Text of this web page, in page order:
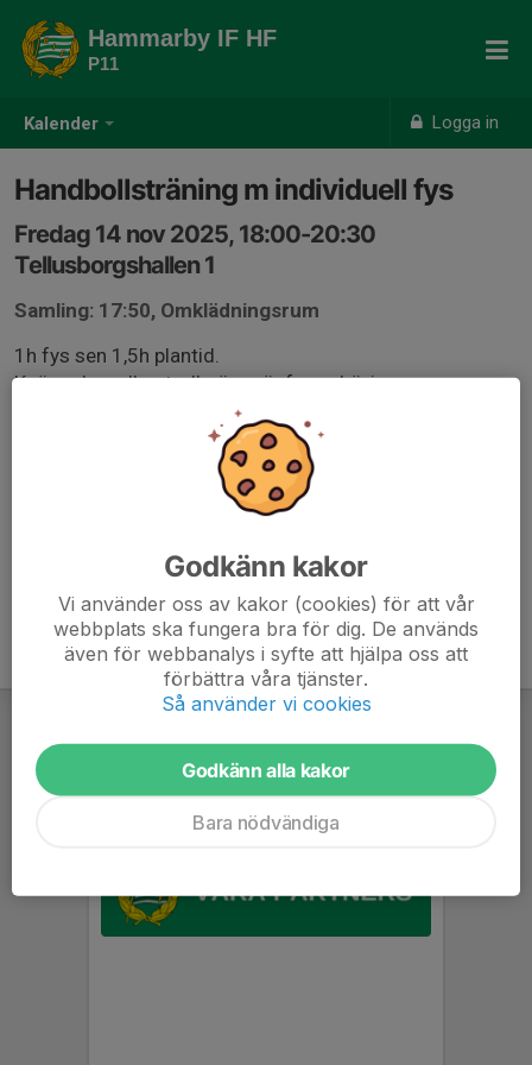
Kalender Logga in
Hammarby IF HF
P11
Handbollsträning m individuell fys
Fredag 14 nov 2025, 18:00-20:30
Tellusborgshallen 1
Samling: 17:50, Omklädningsrum
1h fys sen 1,5h plantid.
Knä- och axelkontroll görs när fysen börjar som en
Godkänn kakor
Vi använder oss av kakor (cookies) för att vår
webbplats ska fungera bra för dig. De används
även för webbanalys i syfte att hjälpa oss att
förbättra våra tjänster.
Så använder vi cookies
Godkänn alla kakor
Bara nödvändiga